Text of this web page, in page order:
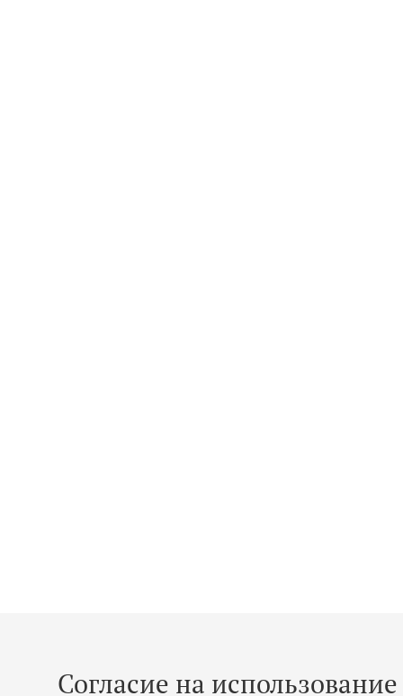
Согласие на